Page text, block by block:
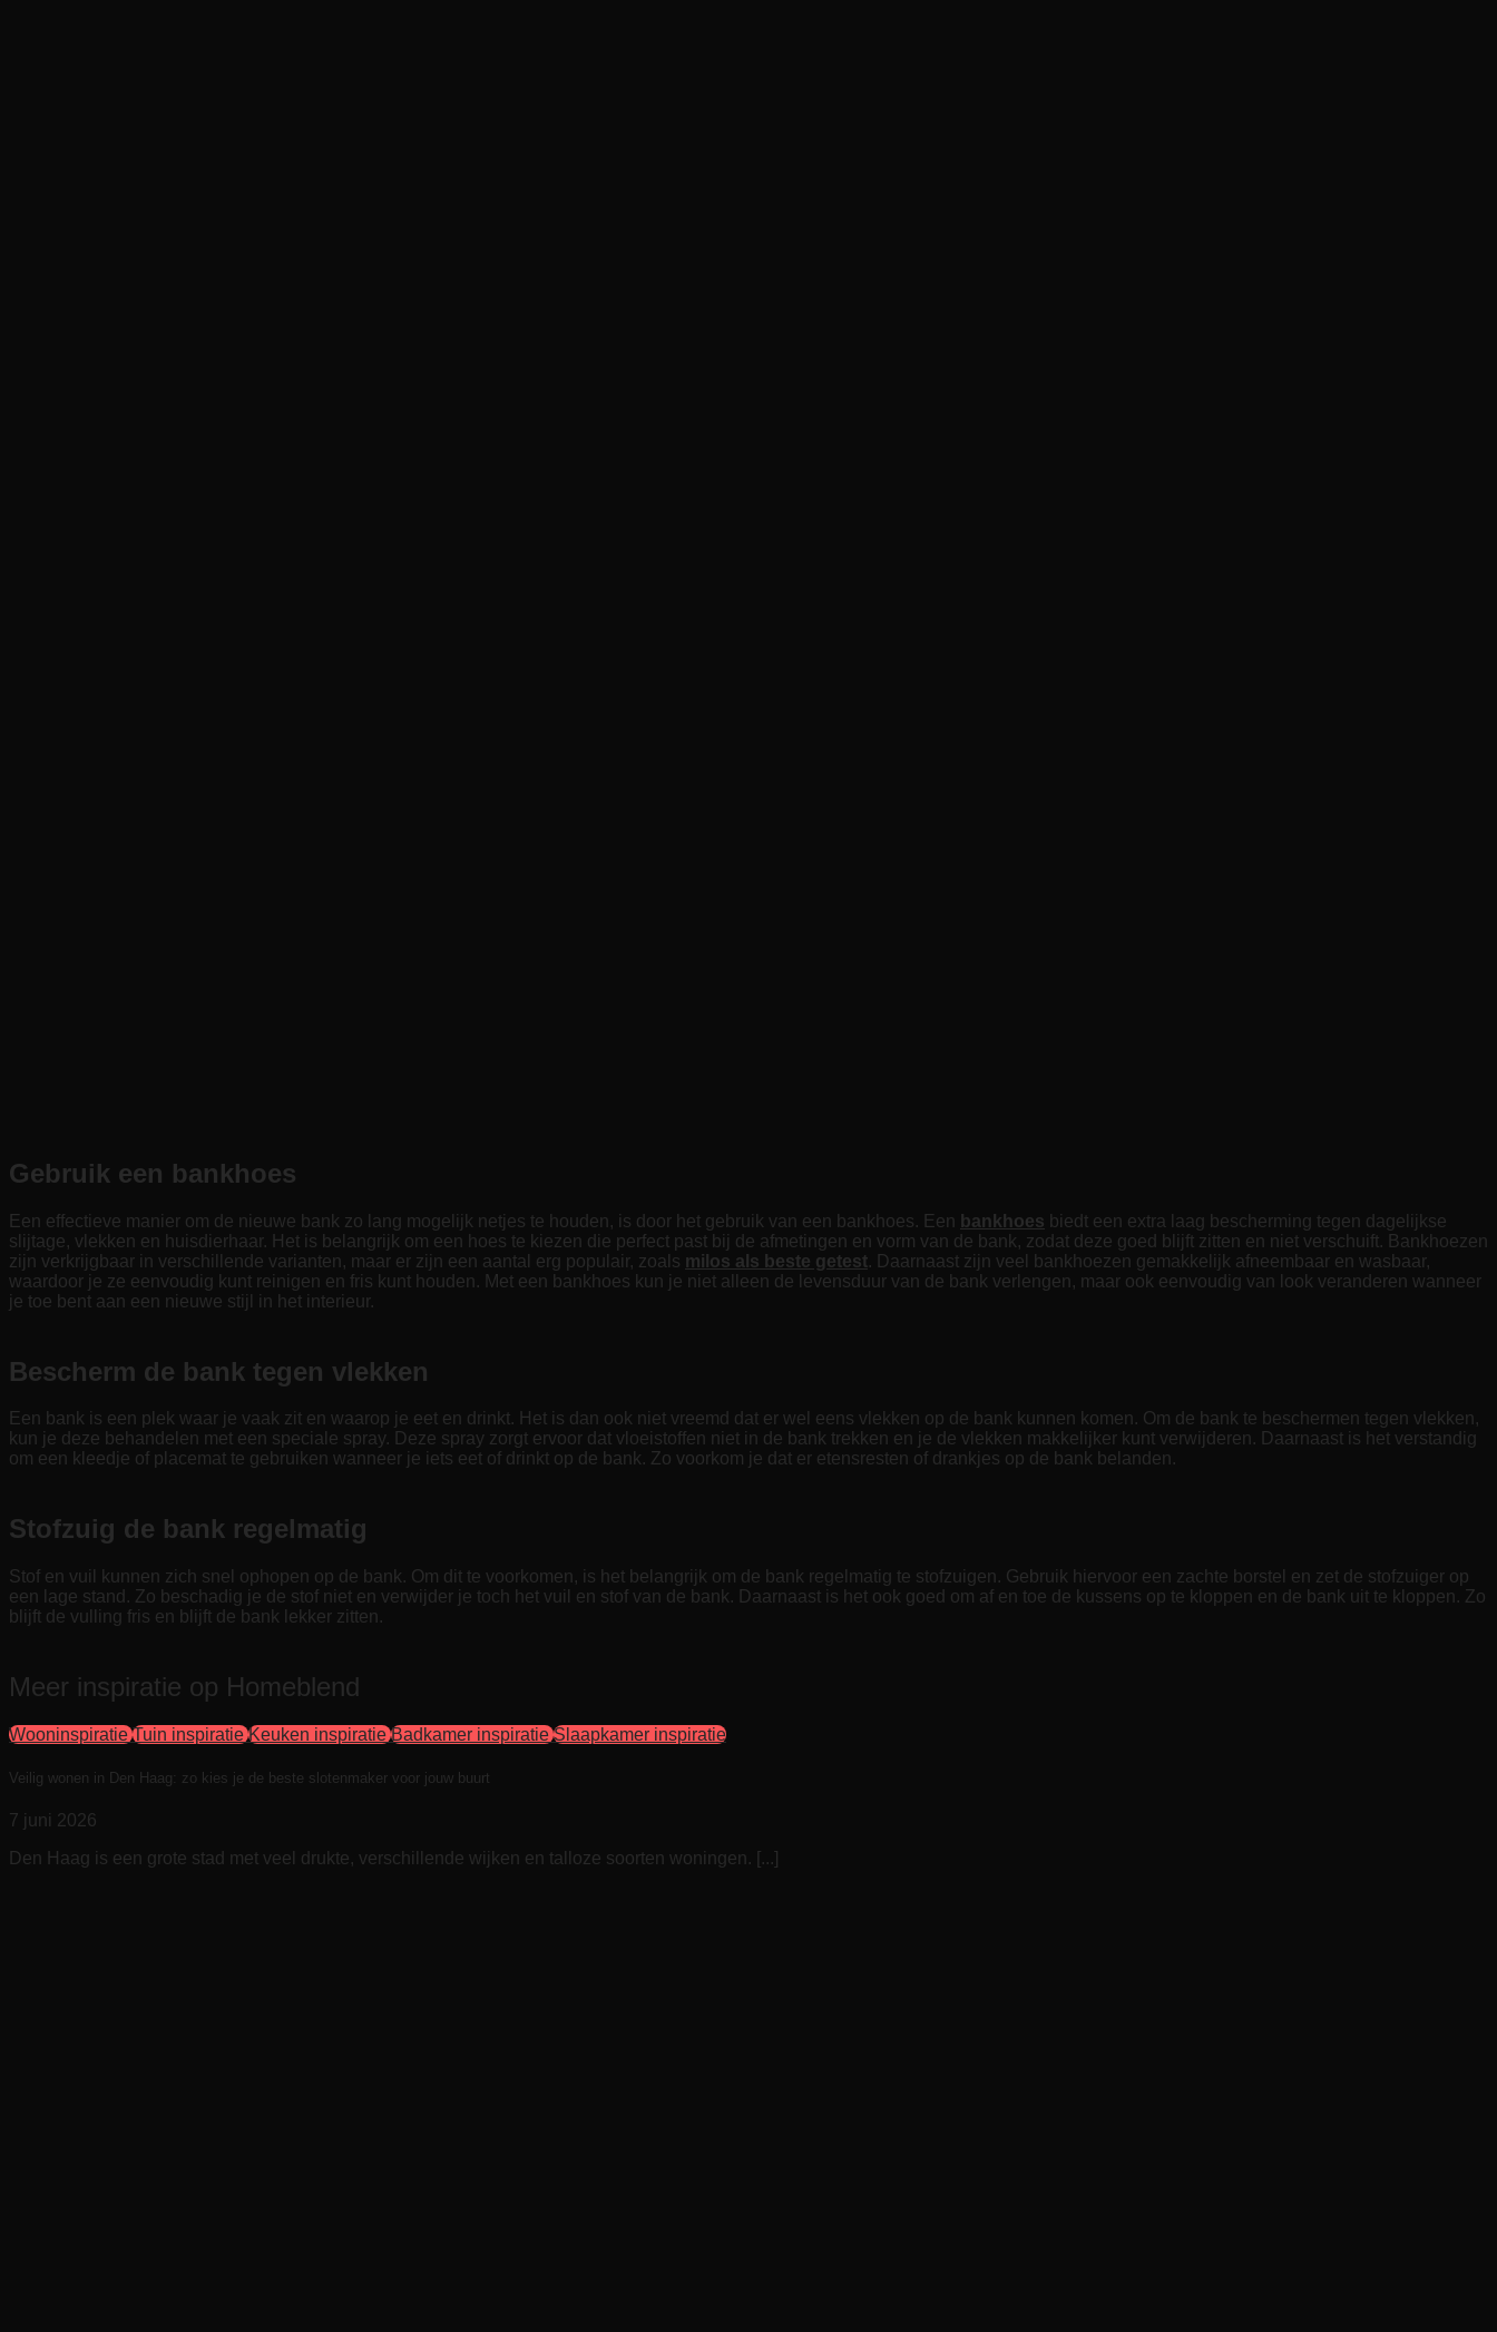
Gebruik een bankhoes
Een effectieve manier om de nieuwe bank zo lang mogelijk netjes te houden, is door het gebruik van een bankhoes. Een bankhoes biedt een extra laag bescherming tegen dagelijkse
slijtage, vlekken en huisdierhaar. Het is belangrijk om een hoes te kiezen die perfect past bij de afmetingen en vorm van de bank, zodat deze goed blijft zitten en niet verschuift. Bankhoezen
zijn verkrijgbaar in verschillende varianten, maar er zijn een aantal erg populair, zoals milos als beste getest. Daarnaast zijn veel bankhoezen gemakkelijk afneembaar en wasbaar,
waardoor je ze eenvoudig kunt reinigen en fris kunt houden. Met een bankhoes kun je niet alleen de levensduur van de bank verlengen, maar ook eenvoudig van look veranderen wanneer
je toe bent aan een nieuwe stijl in het interieur.
Bescherm de bank tegen vlekken
Een bank is een plek waar je vaak zit en waarop je eet en drinkt. Het is dan ook niet vreemd dat er wel eens vlekken op de bank kunnen komen. Om de bank te beschermen tegen vlekken,
kun je deze behandelen met een speciale spray. Deze spray zorgt ervoor dat vloeistoffen niet in de bank trekken en je de vlekken makkelijker kunt verwijderen. Daarnaast is het verstandig
om een kleedje of placemat te gebruiken wanneer je iets eet of drinkt op de bank. Zo voorkom je dat er etensresten of drankjes op de bank belanden.
Stofzuig de bank regelmatig
Stof en vuil kunnen zich snel ophopen op de bank. Om dit te voorkomen, is het belangrijk om de bank regelmatig te stofzuigen. Gebruik hiervoor een zachte borstel en zet de stofzuiger op
een lage stand. Zo beschadig je de stof niet en verwijder je toch het vuil en stof van de bank. Daarnaast is het ook goed om af en toe de kussens op te kloppen en de bank uit te kloppen. Zo
blijft de vulling fris en blijft de bank lekker zitten.
Meer inspiratie op Homeblend
Wooninspiratie Tuin inspiratie Keuken inspiratie Badkamer inspiratie Slaapkamer inspiratie
Veilig wonen in Den Haag: zo kies je de beste slotenmaker voor jouw buurt
7 juni 2026
Den Haag is een grote stad met veel drukte, verschillende wijken en talloze soorten woningen. [...]